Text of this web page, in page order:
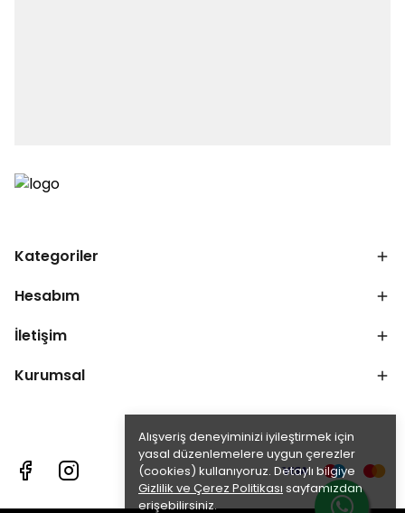
Alışveriş deneyiminizi iyileştirmek için
yasal düzenlemelere uygun çerezler
(cookies) kullanıyoruz. Detaylı bilgiye
Gizlilik ve Çerez Politikası sayfamızdan
erişebilirsiniz.
Kategoriler
Hesabım
İletişim
Kurumsal